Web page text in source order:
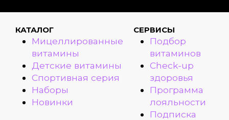
КАТАЛОГ
Мицеллированные
витамины
Детские витамины
Спортивная серия
Наборы
Новинки
СЕРВИСЫ
Подбор
витаминов
Check-up
здоровья
Программа
лояльности
Подписка